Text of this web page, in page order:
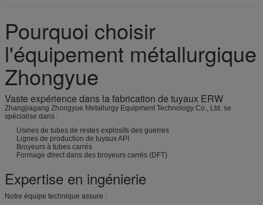
Pourquoi choisir
l'équipement métallurgique
Zhongyue
Vaste expérience dans la fabrication de tuyaux ERW
Zhangjiagang Zhongyue Metallurgy Equipment Technology Co., Ltd. se
spécialise dans :
Usines de tubes de restes explosifs des guerres
Lignes de production de tuyaux API
Broyeurs à tubes carrés
Formage direct dans des broyeurs carrés (DFT)
Expertise en ingénierie
Notre équipe technique assure :